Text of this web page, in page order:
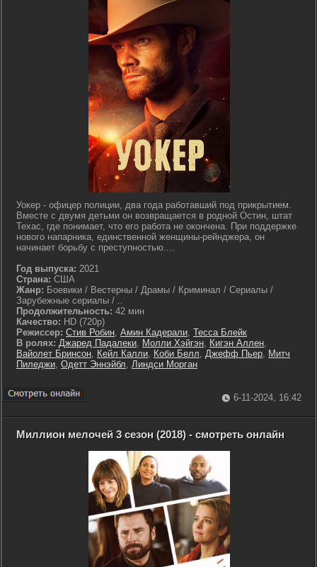
Уокер - офицер полиции, два года работавший под прикрытием.
Вместе с двумя детьми он возвращается в родной Остин, штат
Техас, где понимает, что его работа не окончена. При поддержке
нового напарника, единственной женщины-рейнджера, он
начинает борьбу с преступностью....
Год выпуска: 2021
Страна: США
Жанр: Боевики / Вестерны / Драмы / Криминал / Сериалы /
Зарубежные сериалы / ..
Продолжительность: 42 мин
Качество: HD (720p)
Режиссер: Стив Робин, Амин Кадерали, Тесса Блейк
В ролях: Джаред Падалеки, Молли Хэйгэн, Кигэн Аллен,
Вайолет Бринсон, Кейл Калли, Коби Белл, Джефф Пьер, Митч
Пиледжи, Одетт Эннэйбл, Линдси Морган
6-11-2024, 16:42
Миллион мелочей 3 сезон (2018) - смотреть онлайн